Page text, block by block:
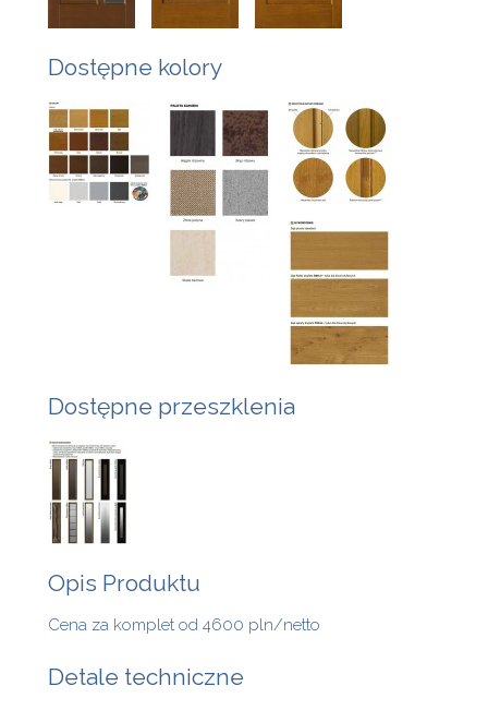
Dostępne kolory
Dostępne przeszklenia
Opis Produktu
Cena za komplet od 4600 pln/netto
Detale techniczne